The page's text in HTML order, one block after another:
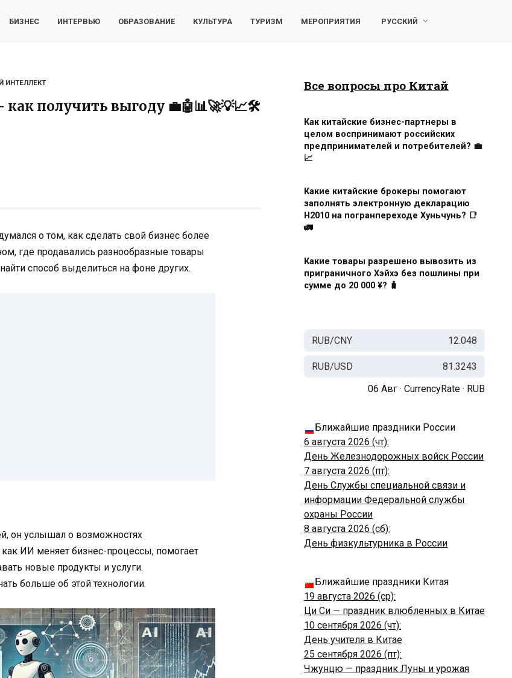
БИЗНЕС ИНТЕРВЬЮ ОБРАЗОВАНИЕ КУЛЬТУРА ТУРИЗМ МЕРОПРИЯТИЯ РУССКИЙ
ИНТЕЛЛЕКТ
получить выгоду 💼🤖📊🚀💡📈🛠️
о том, как сделать свой бизнес более
где продавались разнообразные товары
способ выделиться на фоне других.
он услышал о возможностях
ИИ меняет бизнес-процессы, помогает
новые продукты и услуги.
больше об этой технологии.
Все вопросы про Китай
Как китайские бизнес-партнеры в
целом воспринимают российских
предпринимателей и потребителей? 💼
📈
Какие китайские брокеры помогают
заполнять электронную декларацию
H2010 на погранпереходе Хуньчунь? 📑
🚛
Какие товары разрешено вывозить из
приграничного Хэйхэ без пошлины при
сумме до 20 000 ¥? 🧳
RUB/CNY 12.048
RUB/USD
81.3243
06 Авг · CurrencyRate · RUB
Ближайшие праздники России
6 августа 2026 (чт):
День Железнодорожных войск России
7 августа 2026 (пт):
День Службы специальной связи и
информации Федеральной службы
охраны России
8 августа 2026 (сб):
День физкультурника в России
Ближайшие праздники Китая
19 августа 2026 (ср):
Ци Си — праздник влюбленных в Китае
10 сентября 2026 (чт):
День учителя в Китае
25 сентября 2026 (пт):
Чжунцю — праздник Луны и урожая